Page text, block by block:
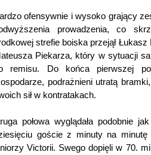
ofensywnie i wysoko grający
prowadzenia, co
strefie boiska przejął Łukasz
Piekarza, który w sytuacji
remisu. Do końca pierwszej
podrażnieni utratą
sił w kontratakach.
połowa wyglądała podobnie
goście z minuty na
Victorii. Swego dopięli w 70.